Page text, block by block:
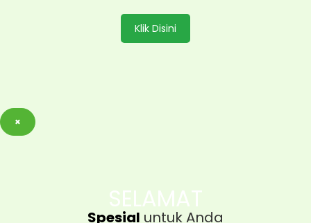
Klik Disini
×
SELAMAT
Spesial untuk Anda